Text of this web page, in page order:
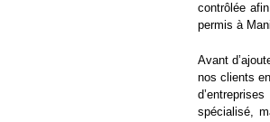
contrôlée
permis à
Avant
nos clients
spécialisé,